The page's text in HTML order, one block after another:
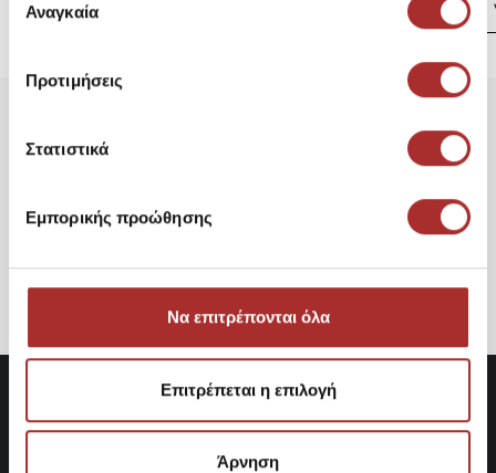
των υπηρεσιών τους.
συγκατάθεσης
Αναγκαία
Προτιμήσεις
Στατιστικά
Εμπορικής προώθησης
Να επιτρέπονται όλα
Επιτρέπεται η επιλογή
Άρνηση
Είδατε Πρόσφατα
CAVALIERI Ζακέτα Κοντή με
Κουμπιά